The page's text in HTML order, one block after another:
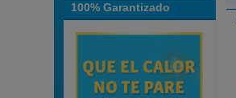
100% Garantizado